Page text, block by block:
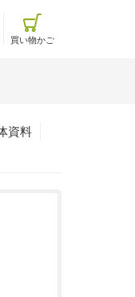
買い物かご
資料